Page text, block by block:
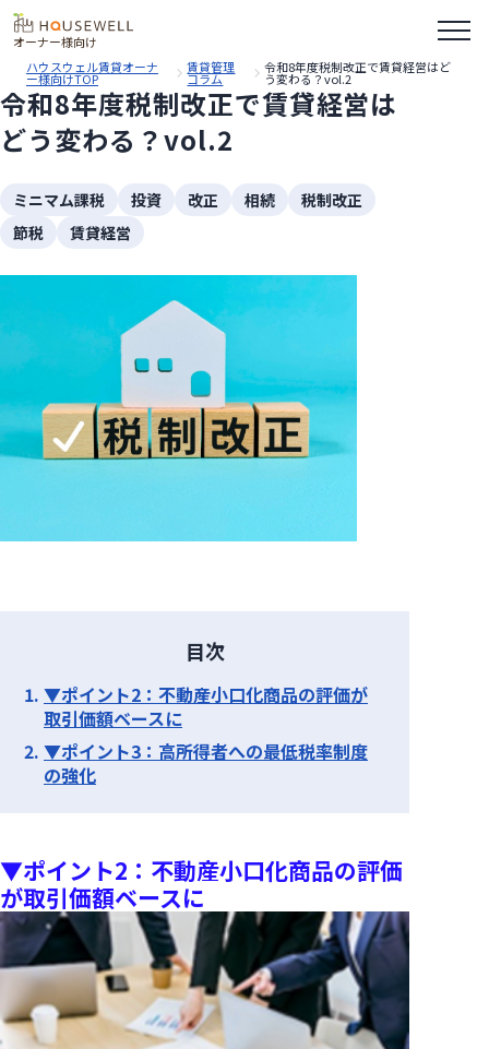
オーナー様向け
ハウスウェル賃貸オーナ
ー様向けTOP
賃貸管理
コラム
令和8年度税制改正で賃貸経営はど
う変わる？vol.2
令和8年度税制改正で賃貸経営は
どう変わる？vol.2
ミニマム課税 投資 改正 相続
税制改正
節税
賃貸経営
目次
▼ポイント2：不動産小口化商品の評価が
取引価額ベースに
▼ポイント3：高所得者への最低税率制度
の強化
▼ポイント2：不動産小口化商品の評価
が取引価額ベースに